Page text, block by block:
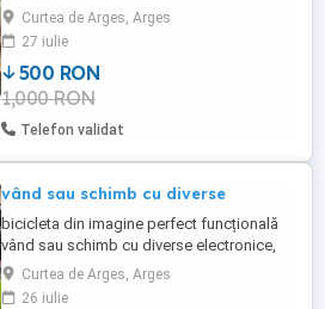
Statului, 1933 Carte brosara originala
pastrata in conditii exceptionale
DOCUMENT ISTORIC adaug cadou Horia
Sima - "Istoria Miscarii Legionare",
publicata 1994
Curtea de Arges, Arges
27 iulie
500 RON
1,000 RON
Telefon validat
vând sau schimb cu diverse
bicicleta din imagine perfect funcțională
vând sau schimb cu diverse electronice,
electrice, scule de mana
Curtea de Arges, Arges
26 iulie